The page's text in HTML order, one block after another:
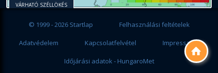

VÁRHATÓ SZÉLLÖKÉS
© 1999 - 2026 Startlap Felhasználási feltételek
Adatvédelem Kapcsolatfelvétel Impresszum
Időjárási adatok - HungaroMet